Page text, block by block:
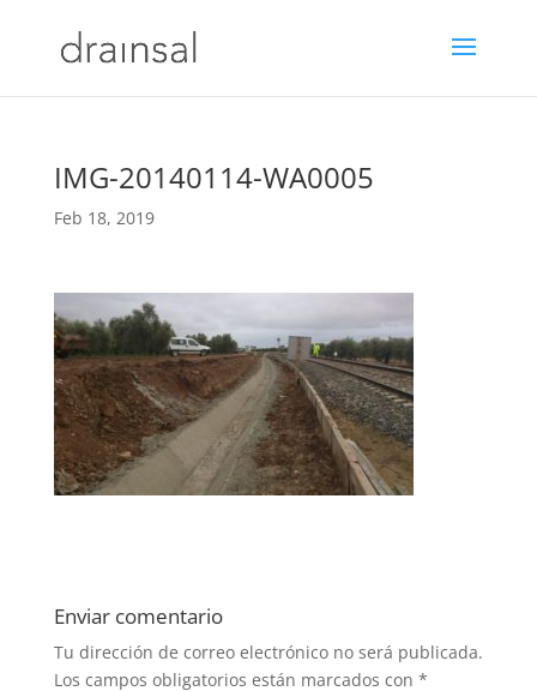
IMG-20140114-WA0005
Feb 18, 2019
Enviar comentario
Tu dirección de correo electrónico no será publicada.
Los campos obligatorios están marcados con *